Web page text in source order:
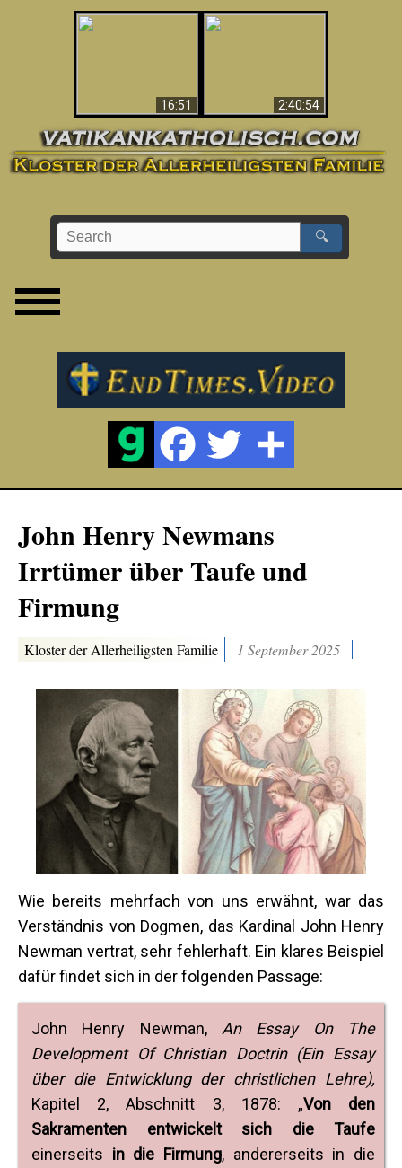
16:51
2:40:54
🔍
John Henry Newmans
Irrtümer über Taufe und
Firmung
Kloster der Allerheiligsten Familie 1 September 2025
Wie bereits mehrfach von uns erwähnt, war das
Verständnis von Dogmen, das Kardinal John Henry
Newman vertrat, sehr fehlerhaft. Ein klares Beispiel
dafür findet sich in der folgenden Passage:
John Henry Newman, An Essay On The
Development Of Christian Doctrin (Ein Essay
über die Entwicklung der christlichen Lehre),
Kapitel 2, Abschnitt 3, 1878: „Von den
Sakramenten entwickelt sich die Taufe
einerseits in die Firmung, andererseits in die